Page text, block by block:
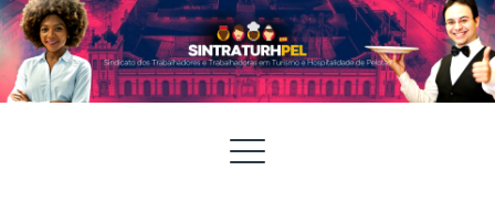
SintraturhPEL